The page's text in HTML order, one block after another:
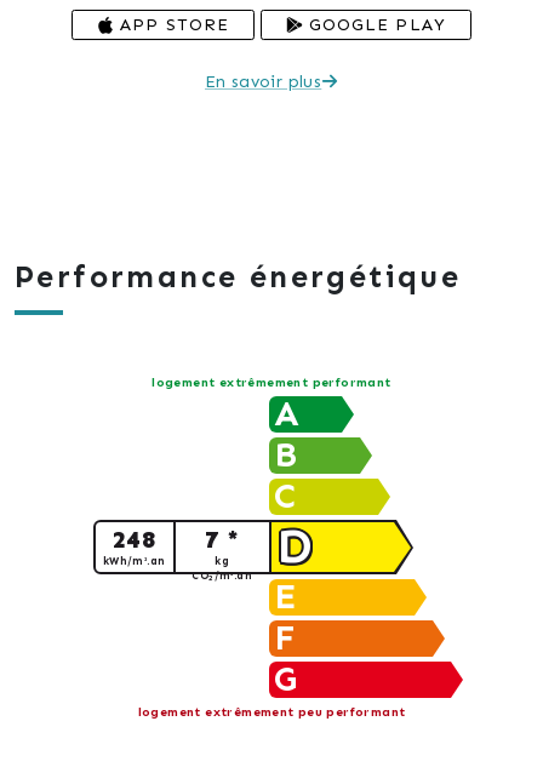
APP STORE GOOGLE PLAY
En savoir plus
Performance énergétique
logement extrêmement performant
A
B
C
D
248
kWh/m².an
7 *
kg
CO2/m².an
E
F
G
logement extrêmement peu performant